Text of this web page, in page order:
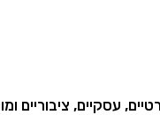
עסקיים, ציבוריים